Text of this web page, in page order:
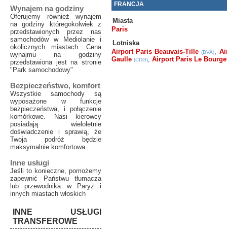
FRANCJA
Miasta
Paris
Lotniska
Airport Paris Beauvais-Tille (BVA),
Gaulle (CDG), Airport Paris Le
Wynajem na godziny
Oferujemy również wynajem
na godziny któregokolwiek z
przedstawionych przez nas
samochodów w Mediolanie i
okolicznych miastach. Cena
wynajmu na godziny
przedstawiona jest na stronie
"Park samochodowy"
Bezpieczeństwo, komfort
Wszystkie samochody są
wyposażone w funkcje
bezpieczeństwa, i połączenie
komórkowe. Nasi kierowcy
posiadają wieloletnie
doświadczenie i sprawią, że
Twoja podróż będzie
maksymalnie komfortowa
Inne usługi
Jeśli to konieczne, pomożemy
zapewnić Państwu tłumacza
lub przewodnika w Paryż i
innych miastach włoskich
INNE USŁUGI
TRANSFEROWE